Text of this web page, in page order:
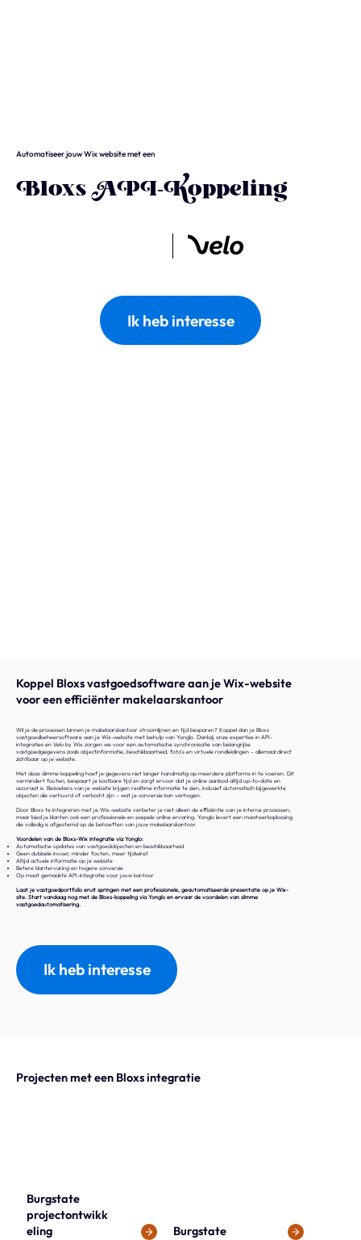
Automatiseer jouw Wix website met een
Bloxs API-Koppeling
Ik heb interesse
Koppel Bloxs vastgoedsoftware aan je Wix-website
voor een efficiënter makelaarskantoor
Wil je de processen binnen je makelaarskantoor stroomlijnen en tijd besparen? Koppel dan je Bloxs
vastgoedbeheersoftware aan je Wix-website met behulp van Yonglo. Dankzij onze expertise in API-
integraties en Velo by Wix zorgen we voor een automatische synchronisatie van belangrijke
vastgoedgegevens zoals objectinformatie, beschikbaarheid, foto's en virtuele rondleidingen – allemaal direct
zichtbaar op je website.
Met deze slimme koppeling hoef je gegevens niet langer handmatig op meerdere platforms in te voeren. Dit
vermindert fouten, bespaart je kostbare tijd en zorgt ervoor dat je online aanbod altijd up-to-date en
accuraat is. Bezoekers van je website krijgen realtime informatie te zien, inclusief automatisch bijgewerkte
objecten die verhuurd of verkocht zijn – wat je conversie kan verhogen.
Door Bloxs te integreren met je Wix-website verbeter je niet alleen de efficiëntie van je interne processen,
maar bied je klanten ook een professionele en soepele online ervaring. Yonglo levert een maatwerkoplossing
die volledig is afgestemd op de behoeften van jouw makelaarskantoor.
Voordelen van de Bloxs-Wix integratie via Yonglo:
Automatische updates van vastgoedobjecten en beschikbaarheid
Geen dubbele invoer, minder fouten, meer tijdwinst
Altijd actuele informatie op je website
Betere klantervaring en hogere conversie
Op maat gemaakte API-integratie voor jouw kantoor
Laat je vastgoedportfolio eruit springen met een professionele, geautomatiseerde presentatie op je Wix-
site. Start vandaag nog met de Bloxs-koppeling via Yonglo en ervaar de voordelen van slimme
vastgoedautomatisering.
Ik heb interesse
Projecten met een Bloxs integratie
Burgstate
projectontwikk
eling
Burgstate
Wix Development
Wix eCommerce
Yonglo